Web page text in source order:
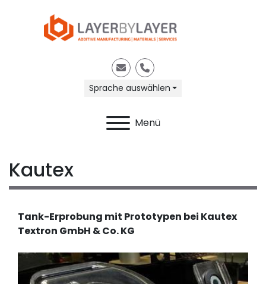
E-MailTelefon
Sprache auswählen
Menü
Kautex
Tank-Erprobung mit Prototypen bei Kautex
Textron GmbH & Co. KG